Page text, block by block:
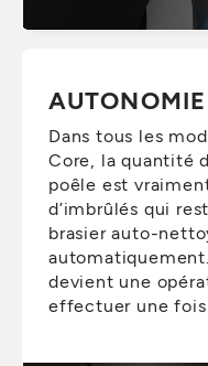
Dans tous les
Core, la quantité
poêle est
d’imbrûlés qui
brasier auto-
devient une
effectuer une fois